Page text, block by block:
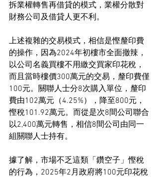
拆業權轉售再借貸的模式，業權分散對
財務公司及借貸人更不利。
上述複雜的交易模式，相信是慳釐印費
的操作，因為2024年初樓市全面撤辣，
以公司名義買樓不用繳交買家印花稅，
而且當時樓價300萬元的交易，釐印費僅
100元。關聯人士分8次購入單位，釐印
費由102萬元（4.25%），降至800元，
慳稅101.92萬元。而從是次8間公司聯合
以2,400萬元轉售，相信8間公司由同一
組關聯人士持有。
據了解，市場不乏這類「鑽空子」慳稅
的行為，2025年2月政府將100元印花稅